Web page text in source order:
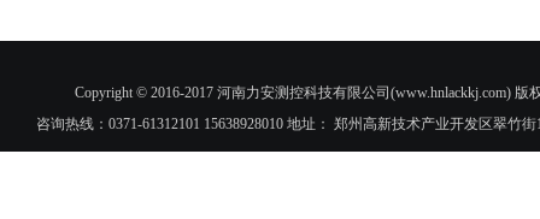
Copyright © 2016-2017 河南力安测控科技有限公司(www.hnlackkj.com)
咨询热线：0371-61312101 15638928010 地址： 郑州高新技术产业开发区翠竹